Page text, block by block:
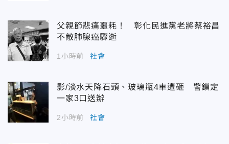
父親節悲痛噩耗！ 彰化民進黨老將蔡裕昌
不敵肺腺癌驟逝
1小時前 社會
影/淡水天降石頭、玻璃瓶4車遭砸 警鎖定
一家3口送辦
2小時前 社會